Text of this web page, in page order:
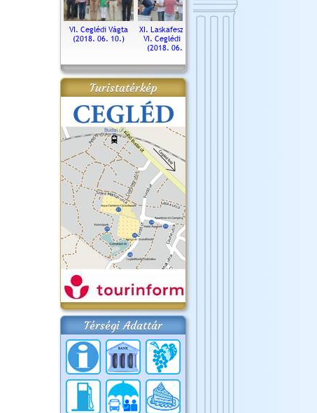
VI. Ceglédi Vágta
(2018. 06. 10.)
XI. Laskafesztivál és
VI. Ceglédi Vágta
(2018. 06. 10.)
Turistatérkép
Térségi Adattár